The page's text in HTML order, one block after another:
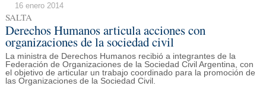
16 enero 2014
SALTA
Derechos Humanos articula acciones con
organizaciones de la sociedad civil
La ministra de Derechos Humanos recibió a integrantes de la
Federación de Organizaciones de la Sociedad Civil Argentina, con
el objetivo de articular un trabajo coordinado para la promoción de
las Organizaciones de la Sociedad Civil.